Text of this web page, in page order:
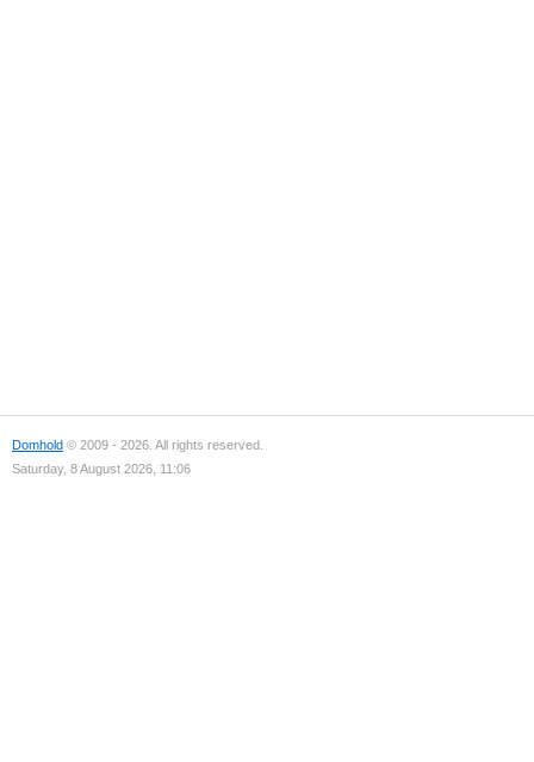
Domhold © 2009 - 2026. All rights reserved.
Saturday, 8 August 2026, 11:06